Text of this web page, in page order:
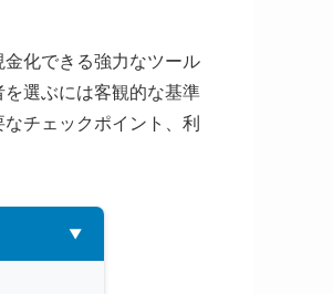
化できる強力なツール
選ぶには客観的な基準
チェックポイント、利